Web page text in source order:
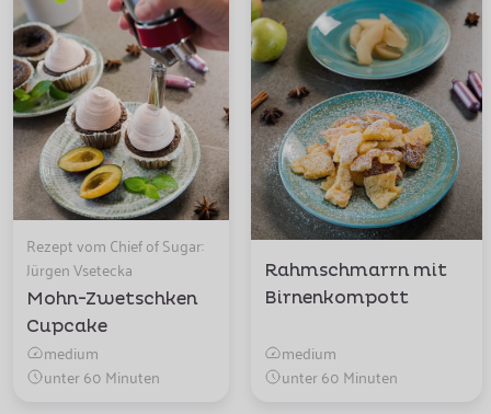
Rezept vom Chief of Sugar:
Jürgen Vsetecka
Mohn-Zwetschken
Cupcake
medium
unter 60 Minuten
Rahmschmarrn mit
Birnenkompott
medium
unter 60 Minuten